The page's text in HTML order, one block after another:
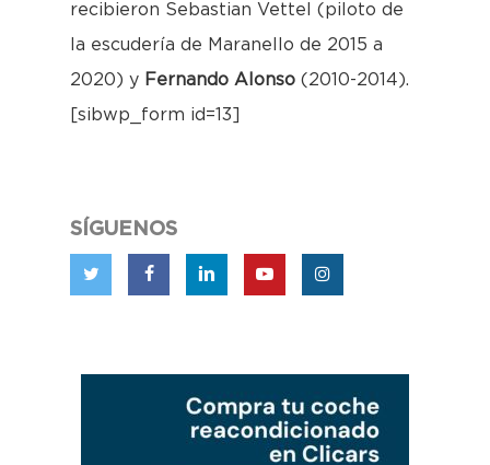
recibieron Sebastian Vettel (piloto de
la escudería de Maranello de 2015 a
2020) y Fernando Alonso (2010-2014).
[sibwp_form id=13]
SÍGUENOS